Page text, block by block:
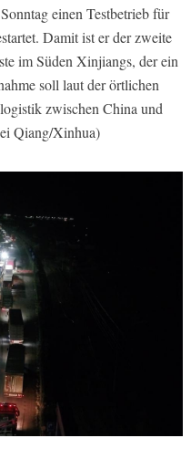
einen Testbetrieb für
Damit ist er der zweite
im Süden Xinjiangs, der ein
soll laut der örtlichen
zwischen China und
Qiang/Xinhua)